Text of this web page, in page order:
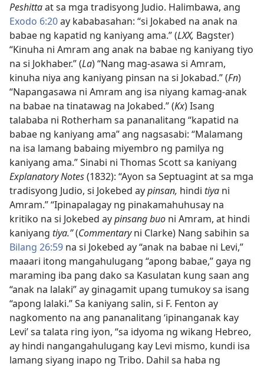
Peshittaat sa mga tradisyong Judio. Halimbawa, ang
Exodo 6:20ay kababasahan: “si Jokabed na anak na
babae ng kapatid ng kaniyang ama.” (LXX, Bagster)
“Kinuha ni Amram ang anak na babae ng kaniyang tiyo
na si Jokhaber.” (La) “Nang mag-asawa si Amram,
kinuha niya ang kaniyang pinsan na si Jokabad.” (Fn)
“Napangasawa ni Amram ang isa niyang kamag-anak
na babae na tinatawag na Jokabed.” (Kx) Isang
talababa ni Rotherham sa pananalitang “kapatid na
babae ng kaniyang ama” ang nagsasabi: “Malamang
na isa lamang babaing miyembro ng pamilya ng
kaniyang ama.” Sinabi ni Thomas Scott sa kaniyang
Explanatory Notes(1832): “Ayon sa Septuagint at sa mga
tradisyong Judio, si Jokebed aypinsan, hindi tiya ni
Amram.” “Ipinapalagay ng pinakamahuhusay na
kritiko na si Jokebed aypinsang buo ni Amram, at hindi
kaniyang tiya.”(Commentaryni Clarke) Nang sabihin sa
Bilang 26:59 na si Jokebed ay “anak na babae ni Levi,”
maaari itong mangahulugang “apong babae,” gaya ng
maraming iba pang dako sa Kasulatan kung saan ang
“anak na lalaki” ay ginagamit upang tumukoy sa isang
“apong lalaki.” Sa kaniyang salin, si F. Fenton ay
nagkomento na ang pananalitang ‘ipinanganak kay
Levi’ sa talata ring iyon, “sa idyoma ng wikang Hebreo,
ay hindi nangangahulugang kay Levi mismo, kundi isa
lamang siyang inapo ng Tribo. Dahil sa haba ng